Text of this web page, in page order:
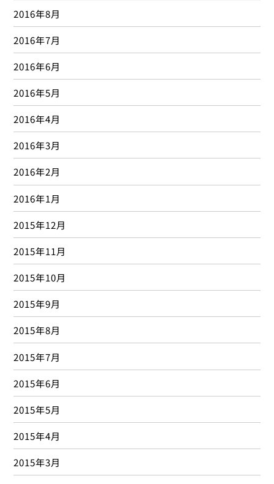
2016年8月
2016年7月
2016年6月
2016年5月
2016年4月
2016年3月
2016年2月
2016年1月
2015年12月
2015年11月
2015年10月
2015年9月
2015年8月
2015年7月
2015年6月
2015年5月
2015年4月
2015年3月